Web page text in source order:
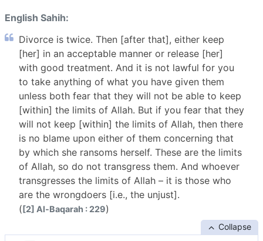
English Sahih:
Divorce is twice. Then [after that], either keep
[her] in an acceptable manner or release [her]
with good treatment. And it is not lawful for you
to take anything of what you have given them
unless both fear that they will not be able to keep
[within] the limits of Allah. But if you fear that they
will not keep [within] the limits of Allah, then there
is no blame upon either of them concerning that
by which she ransoms herself. These are the limits
of Allah, so do not transgress them. And whoever
transgresses the limits of Allah – it is those who
are the wrongdoers [i.e., the unjust].
( [2] Al-Baqarah : 229)
Collapse